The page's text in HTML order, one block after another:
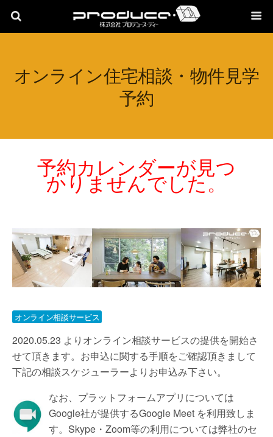
オンライン住宅相談・物件見学
予約
予約カレンダーが見つ
かりませんでした。
オンライン相談サービス
2020.05.23 よりオンライン相談サービスの提供を開始さ
せて頂きます。お申込に関する手順をご確認頂きまして
下記の相談スケジューラーよりお申込み下さい。
なお、プラットフォームアプリについては
Google社が提供するGoogle Meet を利用致しま
す。Skype・Zoom等の利用については弊社のセ